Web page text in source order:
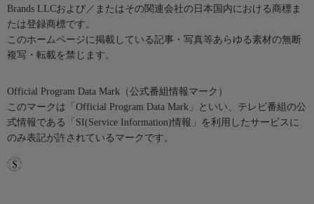
Brands LLCおよび／またはその関連会社の日本国内における商標ま
たは登録商標です。
このホームページに掲載している記事・写真等あらゆる素材の無断
複写・転載を禁じます。
Official Program Data Mark（公式番組情報マーク）
このマークは「Official Program Data Mark」といい、テレビ番組の公
式情報である「SI(Service Information)情報」を利用したサービスに
のみ表記が許されているマークです。